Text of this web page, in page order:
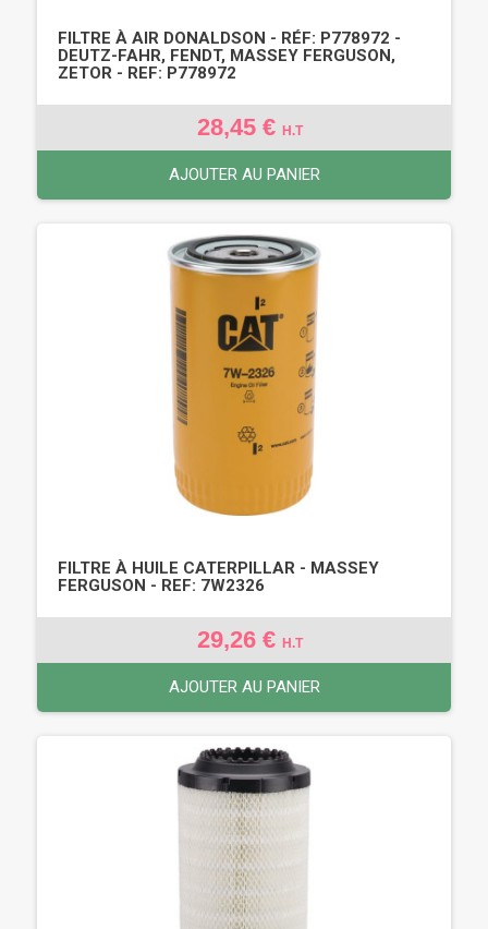
FILTRE À AIR DONALDSON - RÉF: P778972 -
DEUTZ-FAHR, FENDT, MASSEY FERGUSON,
ZETOR - REF: P778972
28,45 € H.T
AJOUTER AU PANIER
FILTRE À HUILE CATERPILLAR - MASSEY
FERGUSON - REF: 7W2326
29,26 € H.T
AJOUTER AU PANIER